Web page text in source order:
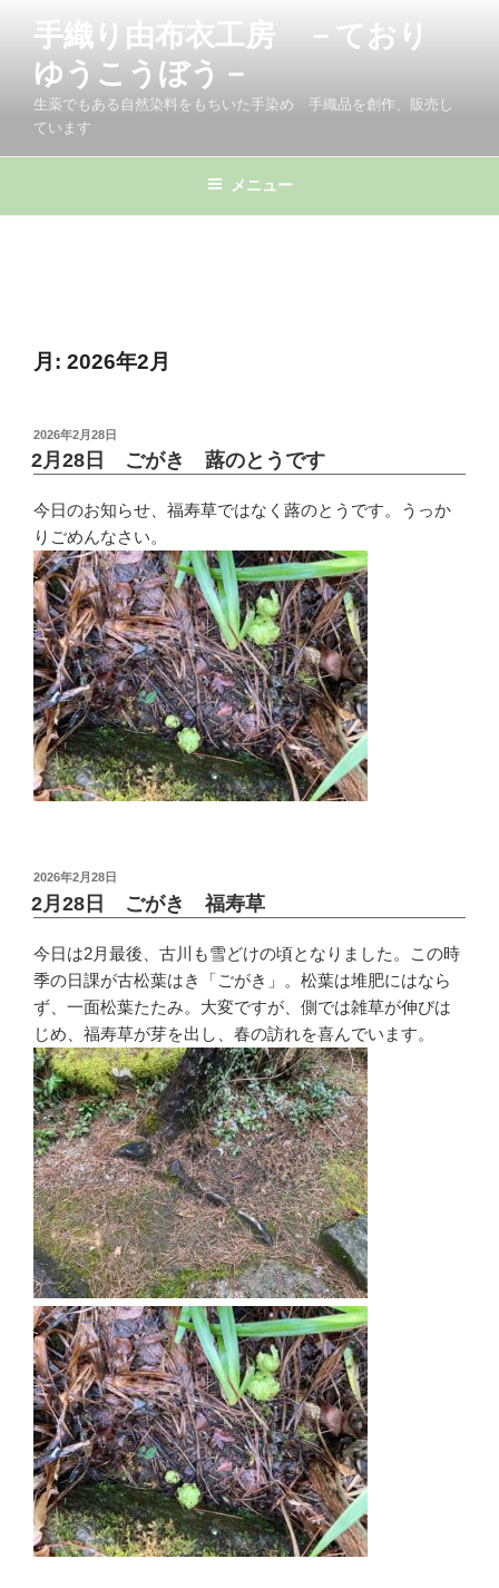
手織り由布衣工房 －ており
ゆうこうぼう－
生薬でもある自然染料をもちいた手染め 手織品を創作、販売し
ています
メニュー
月: 2026年2月
投
稿
日:
2026年2月28日
2月28日 ごがき 蕗のとうです
今日のお知らせ、福寿草ではなく蕗のとうです。うっか
りごめんなさい。
投
稿
日:
2026年2月28日
2月28日 ごがき 福寿草
今日は2月最後、古川も雪どけの頃となりました。この時
季の日課が古松葉はき「ごがき」。松葉は堆肥にはなら
ず、一面松葉たたみ。大変ですが、側では雑草が伸びは
じめ、福寿草が芽を出し、春の訪れを喜んでいます。